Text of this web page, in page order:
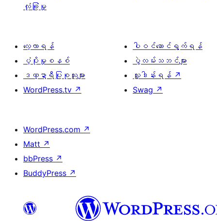
လုံခြုံမှု
လေ့လာရန်
ပံ့ပိုးမှုစနစ်
ဒဏ္ဍာရီပြုစုသူများ
WordPress.tv ↗
ပါဝင်ဆောင်ရွက်ရန်
ပွဲလမ်းသဘင်များ
လှူဒါန်းရန် ↗
Swag ↗
WordPress.com ↗
Matt ↗
bbPress ↗
BuddyPress ↗